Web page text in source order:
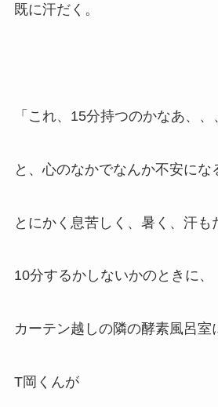
既に汗だく。
「これ、15分持つのかなあ、、
と、心のなかでなんか不安にな
とにかく息苦しく、暑く、汗も
10分するかしないかのときに、
カーテン越しの隣の酵素風呂室
T岡くんが